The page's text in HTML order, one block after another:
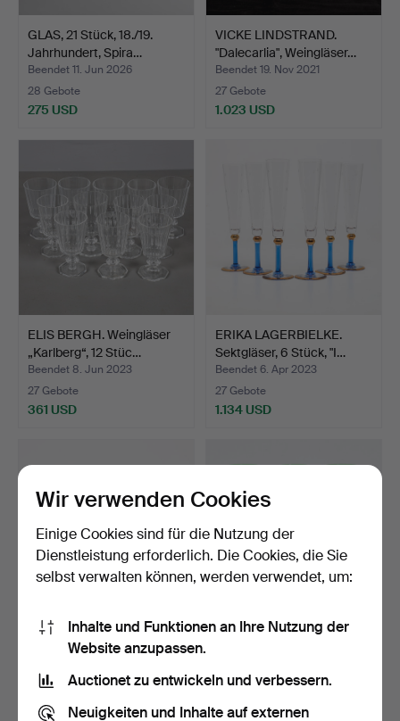
GLAS, 21 Stück, 18./19.
Jahrhundert, Spira…
Beendet 11. Jun 2026
28 Gebote
275 USD
VICKE LINDSTRAND.
"Dalecarlia", Weingläser…
Beendet 19. Nov 2021
27 Gebote
1.023 USD
ELIS BERGH. Weingläser
„Karlberg“, 12 Stüc…
Beendet 8. Jun 2023
27 Gebote
361 USD
ERIKA LAGERBIELKE.
Sektgläser, 6 Stück, "I…
Beendet 6. Apr 2023
27 Gebote
1.134 USD
SIMON GATE. Sektgläser,
10 Stück, "Salut",…
26 Gebote
196 USD
SIMON GATE. Sektkegel
255 USD
Wir verwenden Cookies
Einige Cookies sind für die Nutzung der
Dienstleistung erforderlich. Die Cookies, die Sie
selbst verwalten können, werden verwendet, um:
Inhalte und Funktionen an Ihre Nutzung der
Website anzupassen.
Auctionet zu entwickeln und verbessern.
Neuigkeiten und Inhalte auf externen